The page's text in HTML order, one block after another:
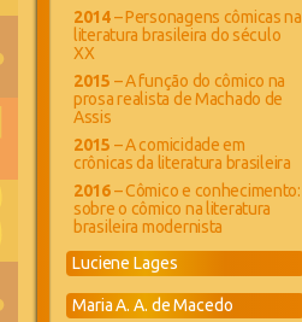
2014– Personagens cômicas na
literatura brasileira do século
XX
2015 – A função do cômico na
prosa realista de Machado de
Assis
2015 – A comicidade em
crônicas da literatura brasileira
2016– Cômico e conhecimento:
sobre o cômico na literatura
brasileira modernista
Luciene Lages
Maria A. A. de Macedo